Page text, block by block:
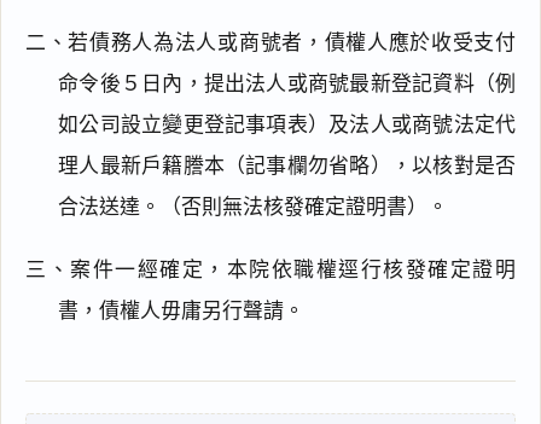
二、若債務人為法人或商號者，債權人應於收受支付
命令後５日內，提出法人或商號最新登記資料（例
如公司設立變更登記事項表）及法人或商號法定代
理人最新戶籍謄本（記事欄勿省略），以核對是否
合法送達。（否則無法核發確定證明書）。
三、案件一經確定，本院依職權逕行核發確定證明
書，債權人毋庸另行聲請。
閱讀